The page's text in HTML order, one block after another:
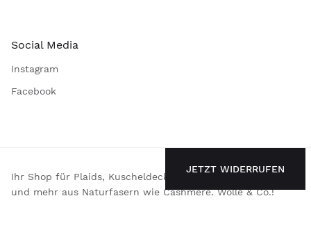
JETZT WIDERRUFEN
Social Media
Instagram
Facebook
Ihr Shop für Plaids, Kuscheldecken, Kissen, Schals, Mützen
und mehr aus Naturfasern wie Cashmere, Wolle & Co.!